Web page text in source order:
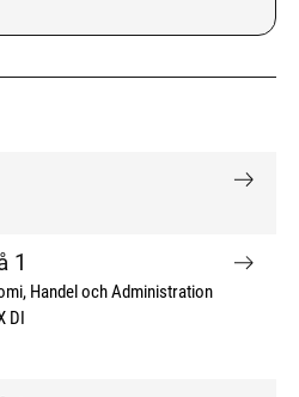
1
Handel och Administration
DI